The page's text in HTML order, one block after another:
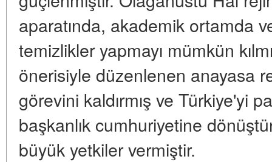
aparatında, akademik ortamda
temizlikler yapmayı mümkün
önerisiyle düzenlenen anayasa
görevini kaldırmış ve Türkiye'yi
başkanlık cumhuriyetine
büyük yetkiler vermiştir.